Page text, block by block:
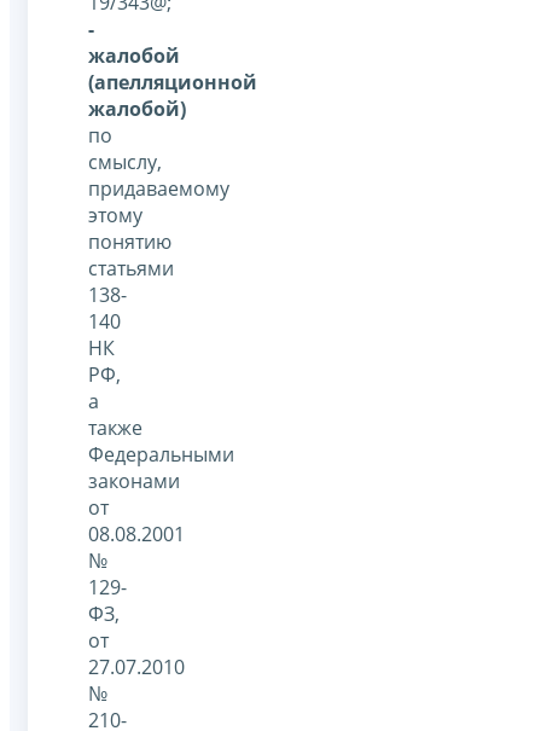
-
жалобой
(апелляционной
жалобой)
по
смыслу,
придаваемому
этому
понятию
статьями
138-
140
НК
РФ,
а
также
Федеральными
законами
от
08.08.2001
№
129-
ФЗ,
от
27.07.2010
№
210-